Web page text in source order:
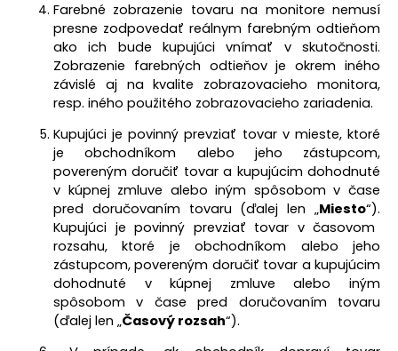
Farebné zobrazenie tovaru na monitore nemusí
presne zodpovedať reálnym farebným odtieňom
ako ich bude kupujúci vnímať v skutočnosti.
Zobrazenie farebných odtieňov je okrem iného
závislé aj na kvalite zobrazovacieho monitora,
resp. iného použitého zobrazovacieho zariadenia.
Kupujúci je povinný prevziať tovar v mieste, ktoré
je obchodníkom alebo jeho zástupcom,
povereným doručiť tovar a kupujúcim dohodnuté
v kúpnej zmluve alebo iným spôsobom v čase
pred doručovaním tovaru (ďalej len „Miesto“).
Kupujúci je povinný prevziať tovar v časovom
rozsahu, ktoré je obchodníkom alebo jeho
zástupcom, povereným doručiť tovar a kupujúcim
dohodnuté v kúpnej zmluve alebo iným
spôsobom v čase pred doručovaním tovaru
(ďalej len „Časový rozsah“).